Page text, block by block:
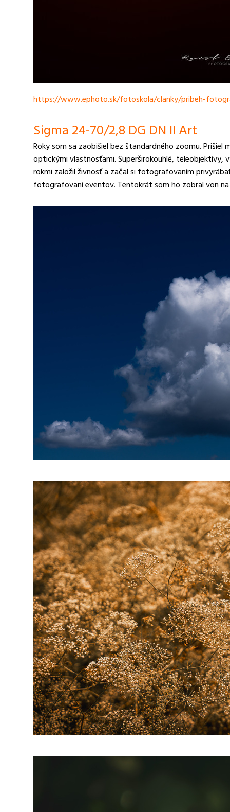
https://www.ephoto.sk/fotoskola/clanky/pribeh-
Sigma 24-70/2,8 DG DN II Art
Roky som sa zaobišiel bez štandardného zoomu. Prišiel
optickými vlastnosťami. Superširokouhlé, teleobjektívy,
rokmi založil živnosť a začal si fotografovaním
fotografovaní eventov. Tentokrát som ho zobral von